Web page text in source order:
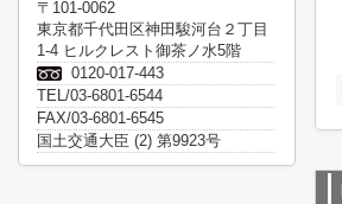
〒101-0062
東京都千代田区神田駿河台２丁目
1-4 ヒルクレスト御茶ノ水5階
0120-017-443
TEL/03-6801-6544
FAX/03-6801-6545
国土交通大臣 (2) 第9923号